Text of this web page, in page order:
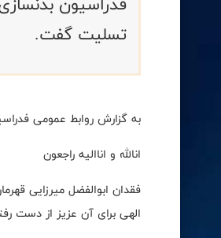
تسلیت گفت.
به گزارش روابط عمومی
انالله و اناالیه راجعون
فقدان ابوالفضل میرزایی
الهی برای آن عزیز از دست